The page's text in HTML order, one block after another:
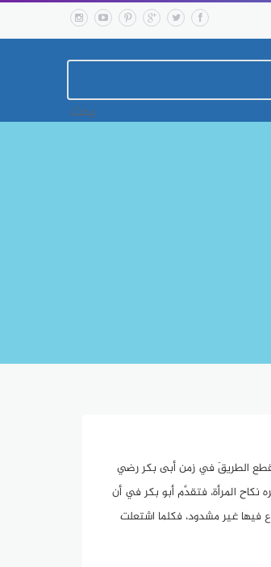
الطريقَ في زمن أبى بكر رضي
المرأة، فتقدَّم أبو بكر في أن
فيها غير مشدود، فكلما اشتعلت